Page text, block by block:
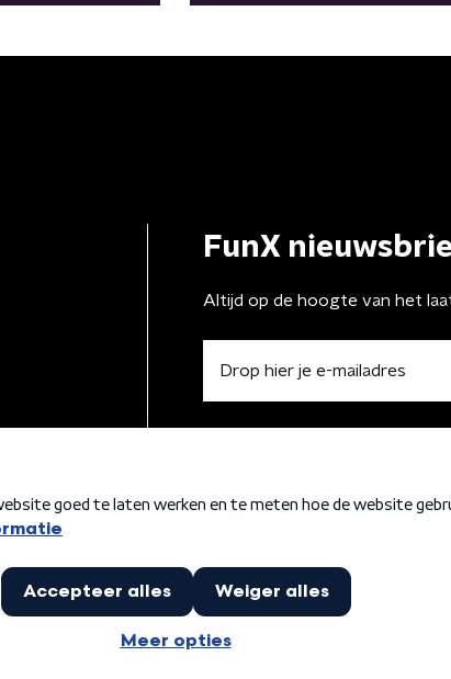
wereld"
FunX
Altijd op de hoogte van het